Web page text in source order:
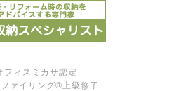
フィスミカサ認定
ァイリング®上級修了